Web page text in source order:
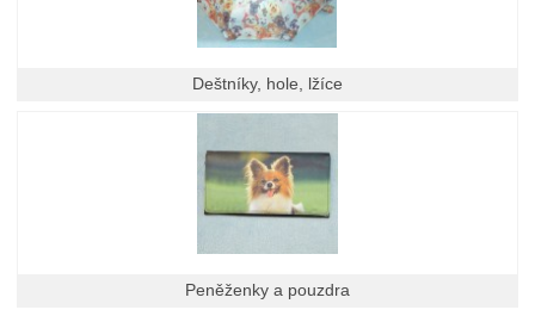
Deštníky, hole, lžíce
Peněženky a pouzdra